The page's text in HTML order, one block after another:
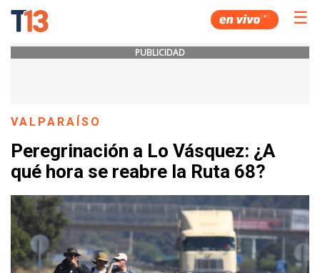
☰
PUBLICIDAD
VALPARAÍSO
Peregrinación a Lo Vásquez: ¿A
qué hora se reabre la Ruta 68?